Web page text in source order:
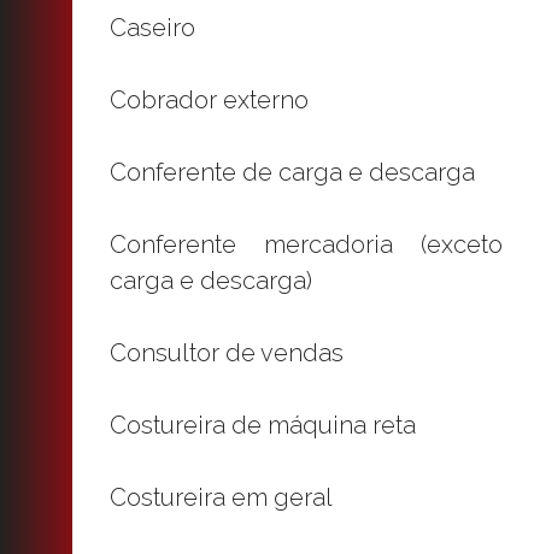
Caseiro
Cobrador externo
Conferente de carga e descarga
Conferente mercadoria (exceto
carga e descarga)
Consultor de vendas
Costureira de máquina reta
Costureira em geral